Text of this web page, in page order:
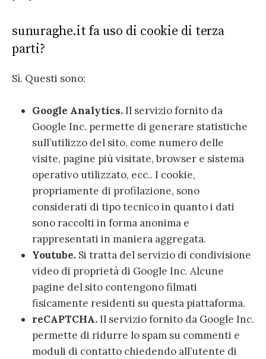
sunuraghe.it fa uso di cookie di terza
parti?
Sì. Questi sono:
Google Analytics.Il servizio fornito da
Google Inc. permette di generare statistiche
sull’utilizzo del sito, come numero delle
visite, pagine più visitate, browser e sistema
operativo utilizzato, ecc.. I cookie,
propriamente di profilazione, sono
considerati di tipo tecnico in quanto i dati
sono raccolti in forma anonima e
rappresentati in maniera aggregata.
Youtube. Si tratta del servizio di condivisione
video di proprietà di Google Inc. Alcune
pagine del sito contengono filmati
fisicamente residenti su questa piattaforma.
reCAPTCHA.Il servizio fornito da Google Inc.
permette di ridurre lo spam su commenti e
moduli di contatto chiedendo all’utente di